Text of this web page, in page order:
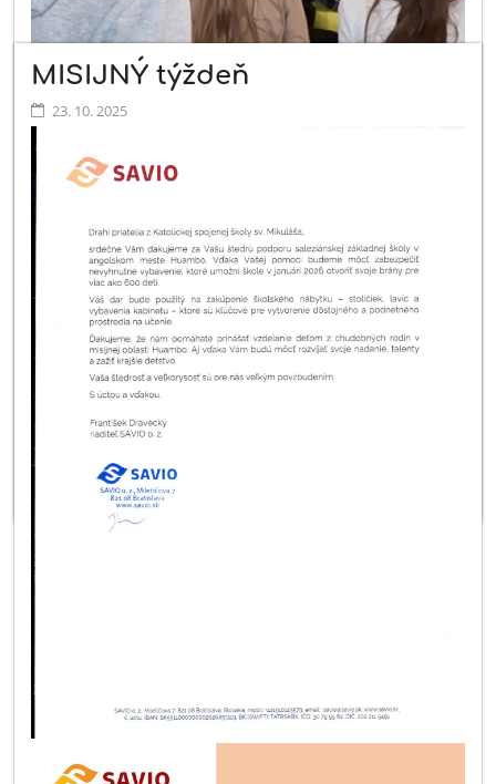
Jubilejný 20. ročník festivalu Prešov číta rád, ktorý organizuje
Krajská knižnica POH sa venoval osobnostiam, ktoré formujú
literárny život nášho regiónu.
V priestoroch detského oddelenia knižnice Slniečko sa žiaci z 3. B
stretli so spisovateľom Valentínom Šefčíkom, ktorý ich zaujal
pútavým rozprávaním príbehov zo svojho literárneho života. Žiaci
ho zasypali množstvom otázok a on ich na oplátku poriadne
pozabával svojimi veselými básňami, ktoré spolu recitovali.
Žiaci zo 4. C nezabudnú na stretnutie so spisovateľkou Silviou
Kaščákovou, ktorá ich zas recitáciou básní z knihy Ako Paľko
Dobšinský zbieral rozprávky zoznámila s veršovaným príbehom
o tom, ako sa malý Paľko stal slávnym zberateľom ľudových
rozprávok.
Ďakujeme Krajskej knižnici POH za možnosť prežiť čarovné
dopoludnie so spisovateľmi a ich knihami a zároveň blahoželáme
k 100. výročiu jej založenia.
MISIJNÝ týždeň
23. 10. 2025